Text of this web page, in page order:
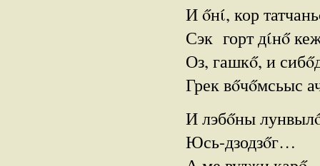
И őнί, кор
Сэк горт дίнő
Оз, гашкő, и
Грек вőчőмсьыс
И лэбőны
Юсь-дзодзőг…